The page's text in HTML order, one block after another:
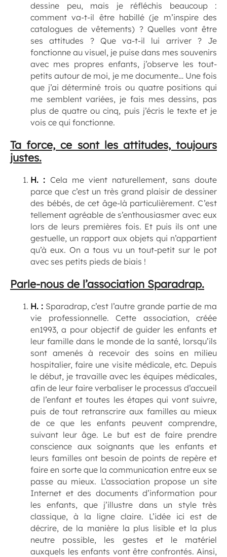
dessine peu, mais je réfléchis beaucoup :
comment va-t-il être habillé (je m’inspire des
catalogues de vêtements) ? Quelles vont être
ses attitudes ? Que va-t-il lui arriver ? Je
fonctionne au visuel, je puise dans mes souvenirs
avec mes propres enfants, j’observe les tout-
petits autour de moi, je me documente… Une fois
que j’ai déterminé trois ou quatre positions qui
me semblent variées, je fais mes dessins, pas
plus de quatre ou cinq, puis j’écris le texte et je
vois ce qui fonctionne.
Ta force, ce sont les attitudes, toujours
justes.
H. : Cela me vient naturellement, sans doute
parce que c’est un très grand plaisir de dessiner
des bébés, de cet âge-là particulièrement. C’est
tellement agréable de s’enthousiasmer avec eux
lors de leurs premières fois. Et puis ils ont une
gestuelle, un rapport aux objets qui n’appartient
qu’à eux. On a tous vu un tout-petit sur le pot
avec ses petits pieds de biais !
Parle-nous de l’association Sparadrap.
H. :Sparadrap, c’est l’autre grande partie de ma
vie professionnelle. Cette association, créée
en1993, a pour objectif de guider les enfants et
leur famille dans le monde de la santé, lorsqu’ils
sont amenés à recevoir des soins en milieu
hospitalier, faire une visite médicale, etc. Depuis
le début, je travaille avec les équipes médicales,
afin de leur faire verbaliser le processus d’accueil
de l’enfant et toutes les étapes qui vont suivre,
puis de tout retranscrire aux familles au mieux
de ce que les enfants peuvent comprendre,
suivant leur âge. Le but est de faire prendre
conscience aux soignants que les enfants et
leurs familles ont besoin de points de repère et
faire en sorte que la communication entre eux se
passe au mieux. L’association propose un site
Internet et des documents d’information pour
les enfants, que j’illustre dans un style très
classique, à la ligne claire. L’idée ici est de
décrire, de la manière la plus lisible et la plus
neutre possible, les gestes et le matériel
auxquels les enfants vont être confrontés. Ainsi,